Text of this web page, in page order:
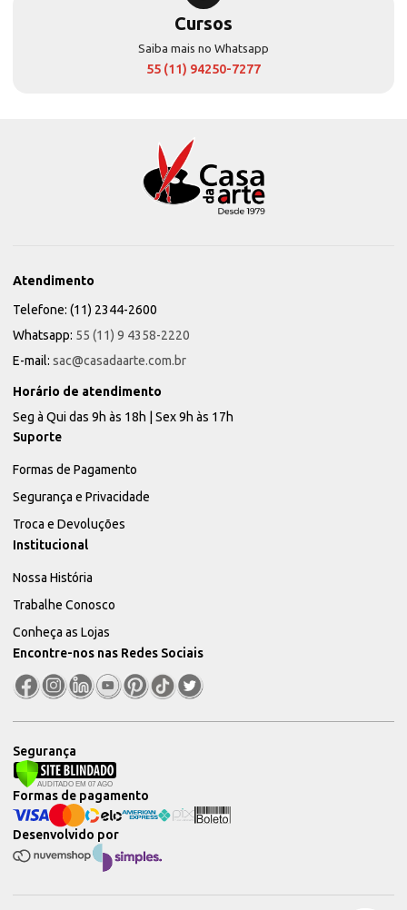
Cursos
Saiba mais no Whatsapp
55 (11) 94250-7277
Atendimento
Telefone: (11) 2344-2600
Whatsapp: 55 (11) 9 4358-2220
E-mail: sac@casadaarte.com.br
Horário de atendimento
Seg à Qui das 9h às 18h | Sex 9h às 17h
Suporte
Formas de Pagamento
Segurança e Privacidade
Troca e Devoluções
Institucional
Nossa História
Trabalhe Conosco
Conheça as Lojas
Encontre-nos nas Redes Sociais
Segurança
Desenvolvido por
Formas de pagamento